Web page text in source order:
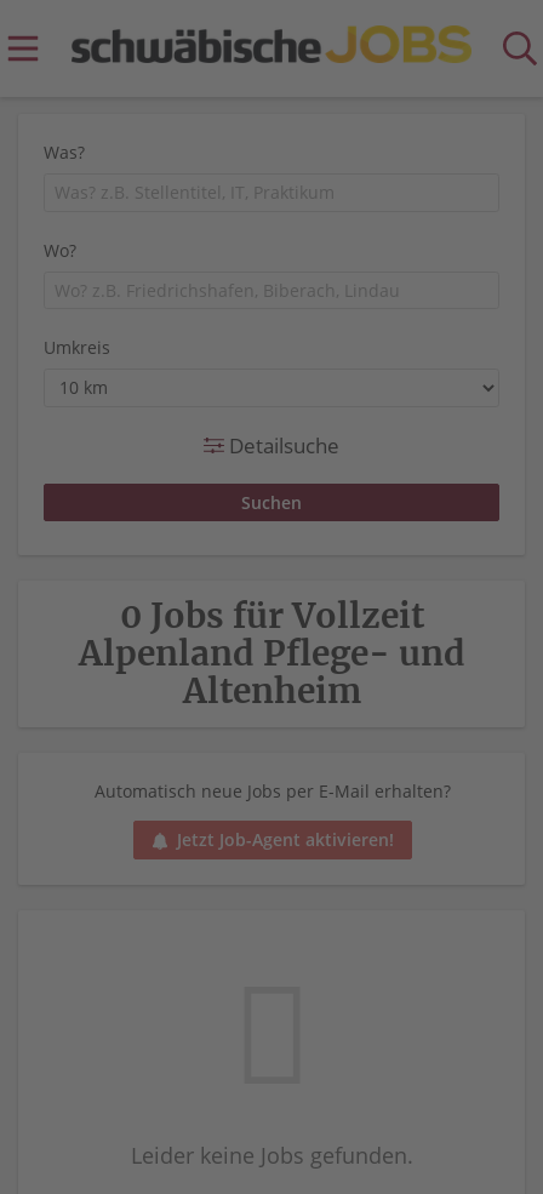
Was?
Wo?
Umkreis
Detailsuche
0 Jobs für Vollzeit
Alpenland Pflege- und
Altenheim
Automatisch neue Jobs per E-Mail erhalten?
Jetzt Job-Agent aktivieren!
Leider keine Jobs gefunden.